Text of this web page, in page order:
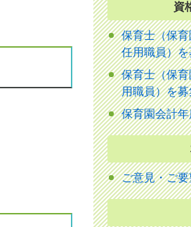
資
保育士（保
任用職員）
保育士（保
用職員）を
保育園会計
ご意見・ご